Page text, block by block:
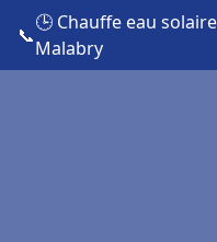
📞
🕒 Chauffe eau
Malabry